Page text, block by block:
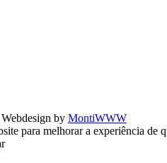
by MontiWWW
para melhorar a experiência